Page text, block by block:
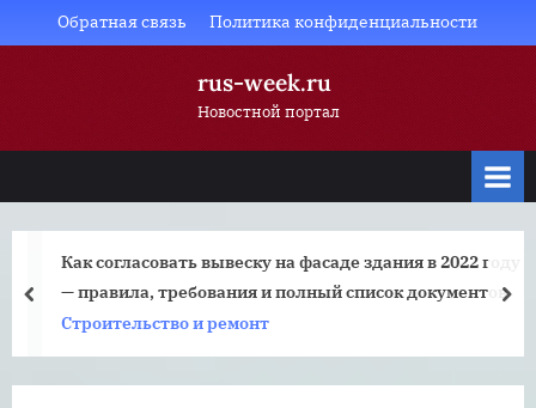
to
Обратная связь Политика конфиденциальности
rus-week.ru
Новостной портал
Как согласовать вывеску на фасаде здания в 2022 году
— правила, требования и полный список документов
Строительство и ремонт
prev